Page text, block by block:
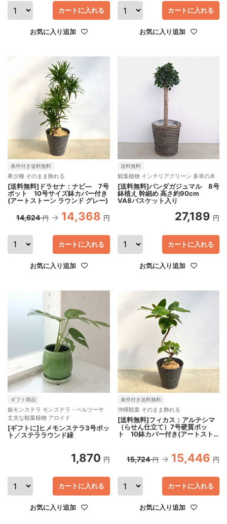
お気に入り追加
カートに入れる
お気に入り追加
カートに入れる
条件付き送料無料
希少種 そのまま飾れる
[送料無料]ドラセナ：ナビ― 7号
ポット 10号サイズ鉢カバー付き
(アートストーン ラウンド グレー)
14,624 円 14,368 円
お気に入り追加
カートに入れる
送料無料
観葉植物 インテリアグリーン 多幸の木
[送料無料]パンダガジュマル 8号
鉢植え 幹細め 高さ約90cm
VA8バスケット入り
27,189 円
お気に入り追加
カートに入れる
ギフト商品
姫モンステラ モンステラ・ペルツーサ
丈夫な観葉植物 アロイド
[ギフトに]ヒメモンステラ3号ポッ
ト／ステララウンド緑
1,870 円
お気に入り追加
カートに入れる
条件付き送料無料
沖縄観葉 そのまま飾れる
[送料無料]フィカス：アルテシマ
（らせん仕立て）7号硬質ポッ
ト 10鉢カバー付き(アートスト
15,724 円 15,446 円
お気に入り追加
カートに入れる